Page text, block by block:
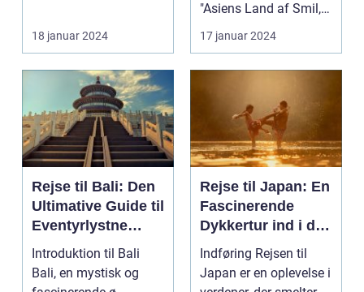
18 januar 2024
"Asiens Land af Smil,"
er en destination m...
17 januar 2024
Rejse til Bali: Den
Ultimative Guide til
Eventyrlystne
Rejsende
Introduktion til Bali
Bali, en mystisk og
Rejse til Japan: En
Fascinerende
Dykkertur ind i det
Kejserlige Øst
Indføring Rejsen til
Japan er en oplevelse i